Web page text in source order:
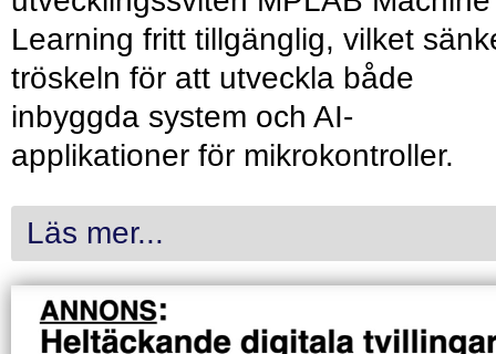
Learning fritt tillgänglig, vilket
tröskeln för att utveckla både
inbyggda system och AI-
applikationer för mikrokontroller.
Läs mer...